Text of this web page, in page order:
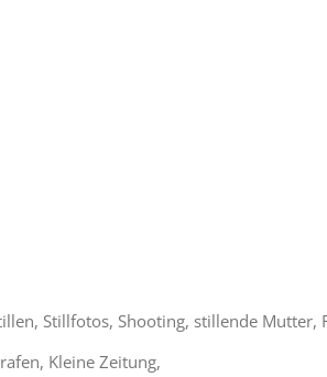
Stillfotos, Shooting, stillende
Kleine Zeitung,